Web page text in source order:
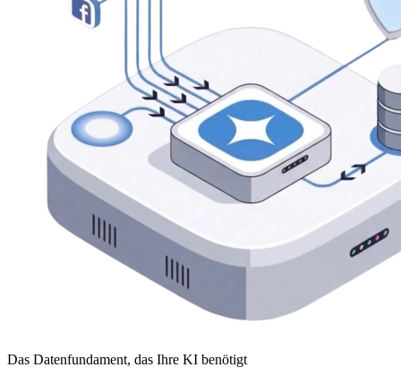
Das Datenfundament, das Ihre KI benötigt